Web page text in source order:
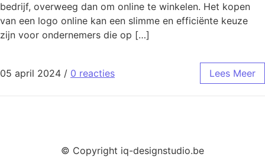
bedrijf, overweeg dan om online te winkelen. Het kopen
van een logo online kan een slimme en efficiënte keuze
zijn voor ondernemers die op […]
05 april 2024 / 0 reacties Lees Meer
© Copyright iq-designstudio.be